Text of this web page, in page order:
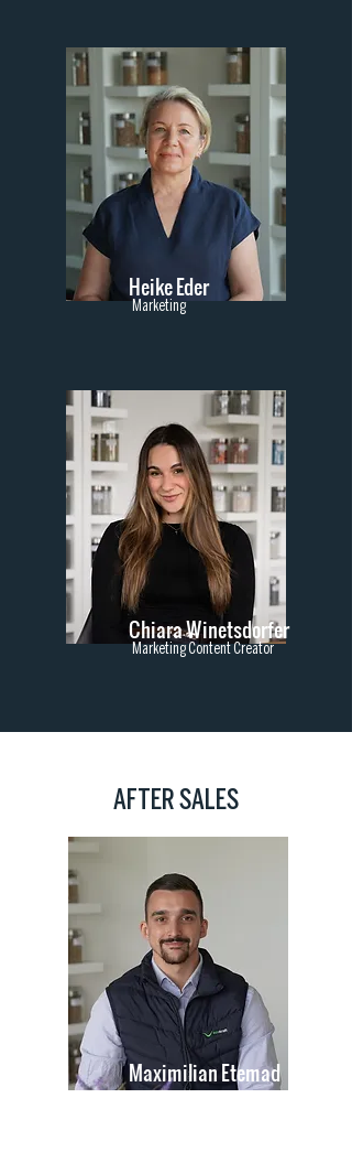
Heike Eder
Marketing
Chiara Winetsdorfer
Marketing Content Creator
AFTER SALES
Maximilian Etemad